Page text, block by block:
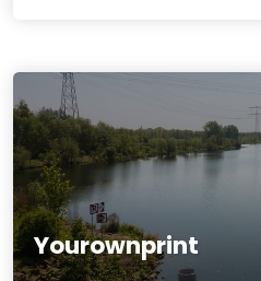
Yourownprint